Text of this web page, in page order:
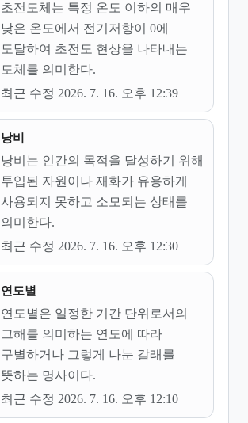
초전도체는 특정 온도 이하의 매우
낮은 온도에서 전기저항이 0에
도달하여 초전도 현상을 나타내는
도체를 의미한다.
최근 수정 2026. 7. 16. 오후 12:39
낭비
낭비는 인간의 목적을 달성하기 위해
투입된 자원이나 재화가 유용하게
사용되지 못하고 소모되는 상태를
의미한다.
최근 수정 2026. 7. 16. 오후 12:30
연도별
연도별은 일정한 기간 단위로서의
그해를 의미하는 연도에 따라
구별하거나 그렇게 나눈 갈래를
뜻하는 명사이다.
최근 수정 2026. 7. 16. 오후 12:10